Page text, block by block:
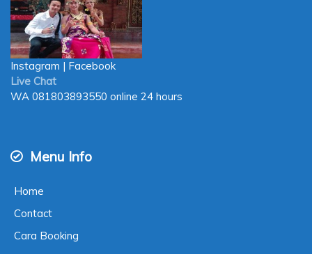
Instagram | Facebook
Live Chat
WA 081803893550 online 24 hours
Menu Info
Home
Contact
Cara Booking